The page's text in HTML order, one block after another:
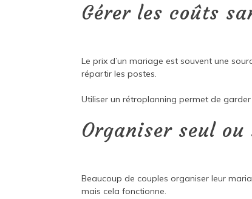
Gérer les coûts
Le prix d’un mariage est souvent une
répartir les postes.
Utiliser un rétroplanning permet de garder
Organiser seul
Beaucoup de couples organiser leur
mais cela fonctionne.